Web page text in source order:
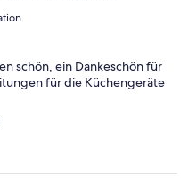
schön, ein Dankeschön für
für die Küchengeräte